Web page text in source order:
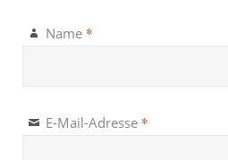
Name *
E-Mail-Adresse *